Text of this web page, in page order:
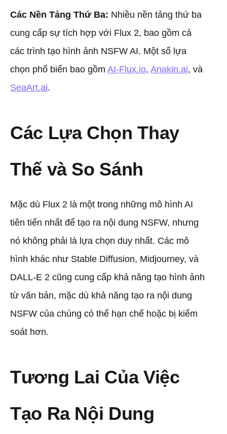
Các Nền Tảng Thứ Ba: Nhiều nền tảng thứ ba
cung cấp sự tích hợp với Flux 2, bao gồm cả
các trình tạo hình ảnh NSFW AI. Một số lựa
chọn phổ biến bao gồm AI-Flux.io, Anakin.ai, và
SeaArt.ai.
Các Lựa Chọn Thay
Thế và So Sánh
Mặc dù Flux 2 là một trong những mô hình AI
tiên tiến nhất để tạo ra nội dung NSFW, nhưng
nó không phải là lựa chọn duy nhất. Các mô
hình khác như Stable Diffusion, Midjourney, và
DALL-E 2 cũng cung cấp khả năng tạo hình ảnh
từ văn bản, mặc dù khả năng tạo ra nội dung
NSFW của chúng có thể hạn chế hoặc bị kiểm
soát hơn.
Tương Lai Của Việc
Tạo Ra Nội Dung